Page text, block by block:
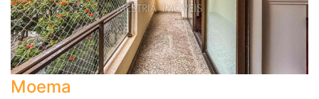
Moema